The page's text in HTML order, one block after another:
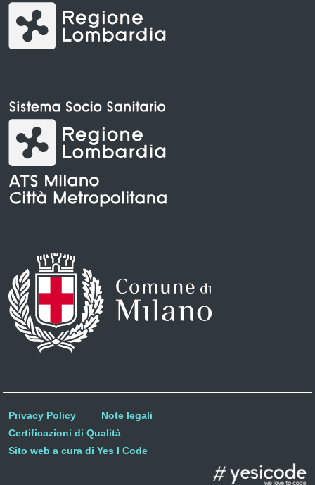
Privacy Policy
Note legali
Certificazioni di Qualità
Sito web a cura di Yes I Code